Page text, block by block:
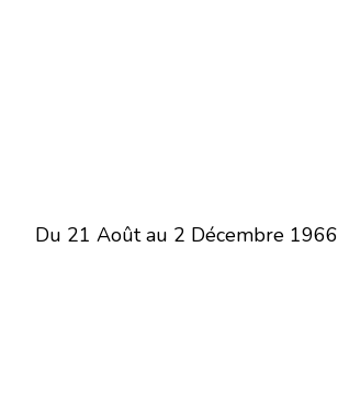
Du 21 Août au 2 Décembre 1966